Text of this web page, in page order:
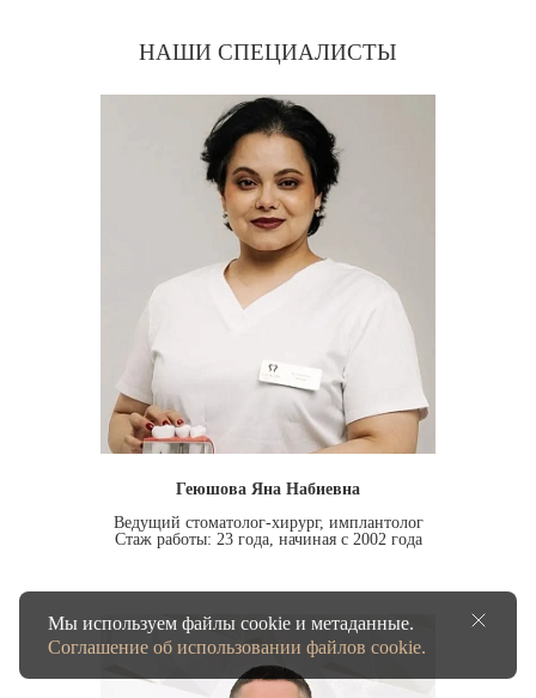
НАШИ СПЕЦИАЛИСТЫ
Геюшова Яна Набиевна
Ведущий стоматолог-хирург, имплантолог
Стаж работы: 23 года, начиная с 2002 года
Мы используем файлы cookie и метаданные.
Соглашение об использовании файлов cookie.